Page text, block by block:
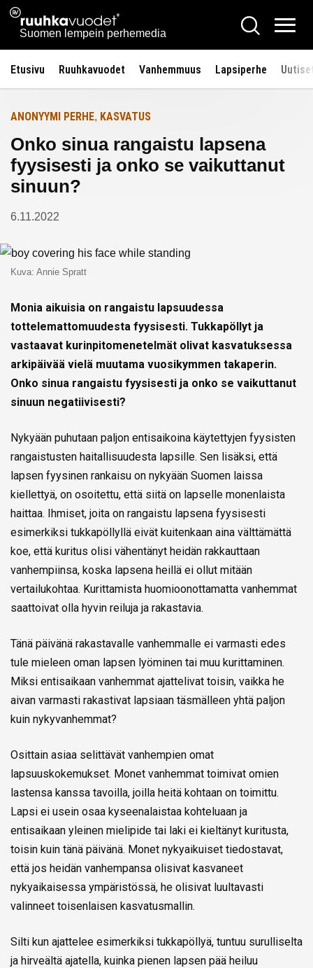
Siirry
sisältöön
Ruuhkavuodet.fi
Suomen lempein perhemedia
Hae
Etusivu Ruuhkavuodet Vanhemmuus Lapsiperhe
Etusivulle
ANONYYMI PERHE, KASVATUS
Onko sinua rangaistu lapsena
fyysisesti ja onko se vaikuttanut
sinuun?
6.11.2022
Kuva: Annie Spratt
Monia aikuisia on rangaistu lapsuudessa
tottelemattomuudesta fyysisesti. Tukkapöllyt ja
vastaavat kurinpitomenetelmät olivat kasvatuksessa
arkipäivää vielä muutama vuosikymmen takaperin.
Onko sinua rangaistu fyysisesti ja onko se vaikuttanut
sinuun negatiivisesti?
Nykyään puhutaan paljon entisaikoina käytettyjen fyysisten
rangaistusten haitallisuudesta lapsille. Sen lisäksi, että
lapsen fyysinen rankaisu on nykyään Suomen laissa
kiellettyä, on osoitettu, että siitä on lapselle monenlaista
haittaa. Ihmiset, joita on rangaistu lapsena fyysisesti
esimerkiksi tukkapöllyllä eivät kuitenkaan aina välttämättä
koe, että kuritus olisi vähentänyt heidän rakkauttaan
vanhempiinsa, koska lapsena heillä ei ollut mitään
vertailukohtaa. Kurittamista huomioonottamatta vanhemmat
saattoivat olla hyvin reiluja ja rakastavia.
Tänä päivänä rakastavalle vanhemmalle ei varmasti edes
tule mieleen oman lapsen lyöminen tai muu kurittaminen.
Miksi entisaikaan vanhemmat ajattelivat toisin, vaikka he
aivan varmasti rakastivat lapsiaan täsmälleen yhtä paljon
kuin nykyvanhemmat?
Osittain asiaa selittävät vanhempien omat
lapsuuskokemukset. Monet vanhemmat toimivat omien
lastensa kanssa tavoilla, joilla heitä kohtaan on toimittu.
Lapsi ei usein osaa kyseenalaistaa kohteluaan ja
entisaikaan yleinen mielipide tai laki ei kieltänyt kuritusta,
toisin kuin tänä päivänä. Monet nykyaikuiset tiedostavat,
että jos heidän vanhempansa olisivat kasvaneet
nykyaikaisessa ympäristössä, he olisivat luultavasti
valinneet toisenlaisen kasvatusmallin.
Silti kun ajattelee esimerkiksi tukkapöllyä, tuntuu surulliselta
ja hirveältä ajatella, kuinka pienen lapsen pää heiluu